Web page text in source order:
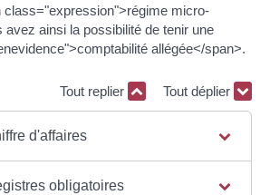
class="expression">régime micro-
avez ainsi la possibilité de tenir une
allégée</span>.
Tout replier Tout déplier
d'affaires
obligatoires